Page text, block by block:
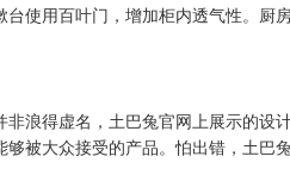
使用百叶门，增加柜内透气性。厨
非浪得虚名，土巴兔官网上展示的设
被大众接受的产品。怕出错，土巴兔